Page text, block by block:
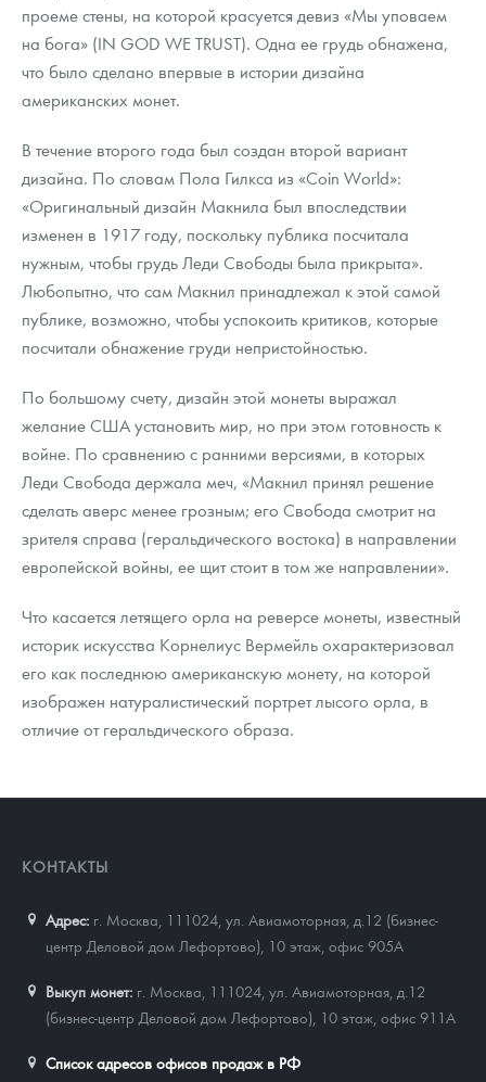
проеме стены, на которой красуется девиз «Мы уповаем
на бога» (IN GOD WE TRUST). Одна ее грудь обнажена,
что было сделано впервые в истории дизайна
американских монет.
В течение второго года был создан второй вариант
дизайна. По словам Пола Гилкса из «Coin World»:
«Оригинальный дизайн Макнила был впоследствии
изменен в 1917 году, поскольку публика посчитала
нужным, чтобы грудь Леди Свободы была прикрыта».
Любопытно, что сам Макнил принадлежал к этой самой
публике, возможно, чтобы успокоить критиков, которые
посчитали обнажение груди непристойностью.
По большому счету, дизайн этой монеты выражал
желание США установить мир, но при этом готовность к
войне. По сравнению с ранними версиями, в которых
Леди Свобода держала меч, «Макнил принял решение
сделать аверс менее грозным; его Свобода смотрит на
зрителя справа (геральдического востока) в направлении
европейской войны, ее щит стоит в том же направлении».
Что касается летящего орла на реверсе монеты, известный
историк искусства Корнелиус Вермейль охарактеризовал
его как последнюю американскую монету, на которой
изображен натуралистический портрет лысого орла, в
отличие от геральдического образа.
КОНТАКТЫ
Адрес: г. Москва, 111024 ул. Авиамоторная, д.12 (бизнес-
центр Деловой дом Лефортово), 10 этаж, офис 905А
Выкуп монет: г. Москва, 111024, ул. Авиамоторная, д.12
(бизнес-центр Деловой дом Лефортово), 10 этаж, офис 911А
Список адресов офисов продаж в РФ